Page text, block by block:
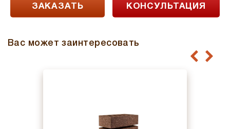
ЗАКАЗАТЬ КОНСУЛЬТАЦИЯ
Вас может заинтересовать